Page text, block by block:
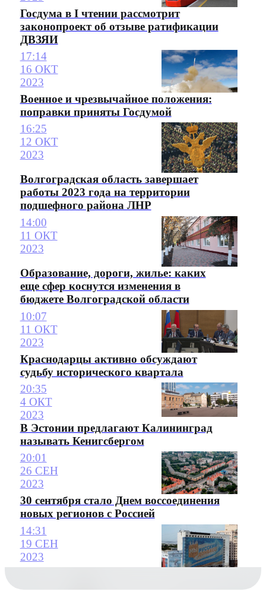
Госдума в I чтении рассмотрит
законопроект об отзыве ратификации
ДВЗЯИ
17:14
16 ОКТ
2023
Военное и чрезвычайное положения:
поправки приняты Госдумой
16:25
12 ОКТ
2023
Волгоградская область завершает
работы 2023 года на территории
подшефного района ЛНР
14:00
11 ОКТ
2023
Образование, дороги, жилье: каких
еще сфер коснутся изменения в
бюджете Волгоградской области
10:07
11 ОКТ
2023
Краснодарцы активно обсуждают
судьбу исторического квартала
20:35
4 ОКТ
2023
В Эстонии предлагают Калининград
называть Кенигсбергом
20:01
26 СЕН
2023
30 сентября стало Днем воссоединения
новых регионов с Россией
14:31
19 СЕН
2023